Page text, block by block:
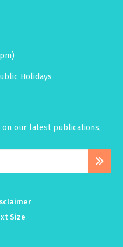
Holidays
our latest publications,
Size